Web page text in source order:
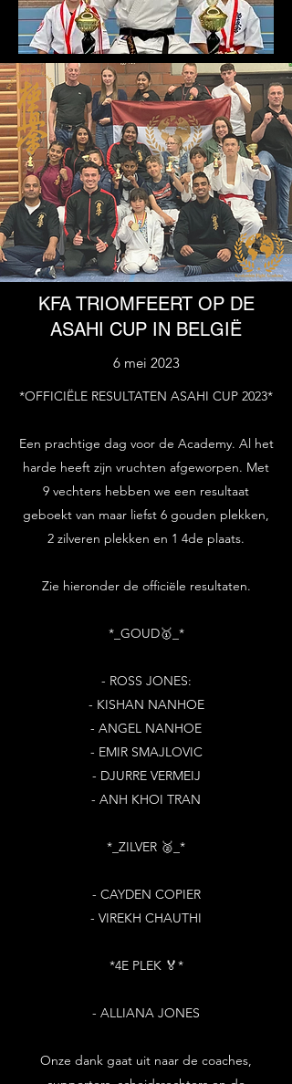
KFA TRIOMFEERT OP DE
ASAHI CUP IN BELGIË
6 mei 2023
*OFFICIËLE RESULTATEN ASAHI CUP 2023*
Een prachtige dag voor de Academy. Al het
harde heeft zijn vruchten afgeworpen. Met
9 vechters hebben we een resultaat
geboekt van maar liefst 6 gouden plekken,
2 zilveren plekken en 1 4de plaats.
Zie hieronder de officiële resultaten.
*_GOUD🥇_*
- ROSS JONES:
- KISHAN NANHOE
- ANGEL NANHOE
- EMIR SMAJLOVIC
- DJURRE VERMEIJ
- ANH KHOI TRAN
*_ZILVER 🥈_*
- CAYDEN COPIER
- VIREKH CHAUTHI
*4E PLEK 🏅*
- ALLIANA JONES
Onze dank gaat uit naar de coaches,